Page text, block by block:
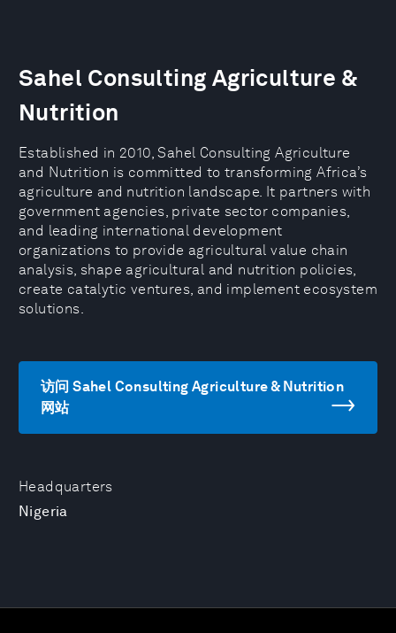
Headquarters
Nigeria
Sahel Consulting Agriculture &
Nutrition
Established in 2010, Sahel Consulting Agriculture
and Nutrition is committed to transforming Africa’s
agriculture and nutrition landscape. It partners with
government agencies, private sector companies,
and leading international development
organizations to provide agricultural value chain
analysis, shape agricultural and nutrition policies,
create catalytic ventures, and implement ecosystem
solutions.
访问 Sahel Consulting Agriculture & Nutrition
网站